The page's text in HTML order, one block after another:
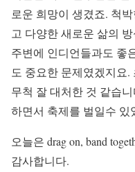
로운 희망이 생겼죠. 척
고 다양한 새로운 삶의
주변에 인디언들과도 좋
도 중요한 문제였겠지요
무척 잘 대처한 것 같습
하면서 축제를 벌일수 있
오늘은 drag on, band
감사합니다.